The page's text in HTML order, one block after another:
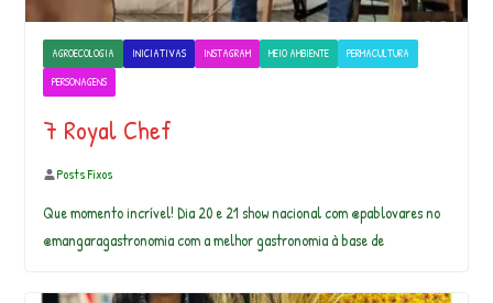
AGROECOLOGIA INICIATIVAS INSTAGRAM MEIO AMBIENTE
PERMACULTURA
PERSONAGENS
7 Royal Chef
Posts Fixos
Que momento incrível! Dia 20 e 21 show nacional com @pablovares no
@mangaragastronomia com a melhor gastronomia à base de